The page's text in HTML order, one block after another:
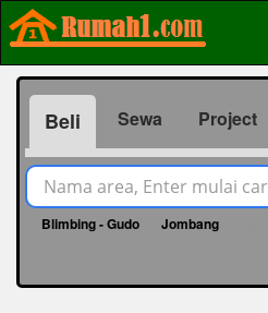
Beli Sewa Project
Blimbing - Gudo Jombang